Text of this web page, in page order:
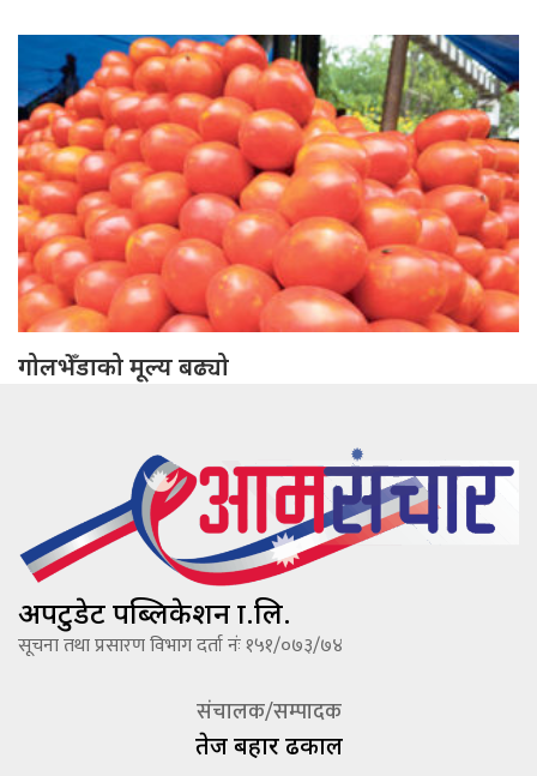
गोलभेँडाको मूल्य बढ्यो
अपटुडेट पब्लिकेशन प्रा.लि.
सूचना तथा प्रसारण विभाग दर्ता नंः १५१/०७३/७४
संचालक/सम्पादक
तेज बहादूर ढकाल